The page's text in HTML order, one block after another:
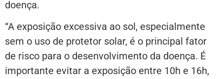
doença.
“A exposição excessiva ao sol, especialmente
sem o uso de protetor solar, é o principal fator
de risco para o desenvolvimento da doença. É
importante evitar a exposição entre 10h e 16h,